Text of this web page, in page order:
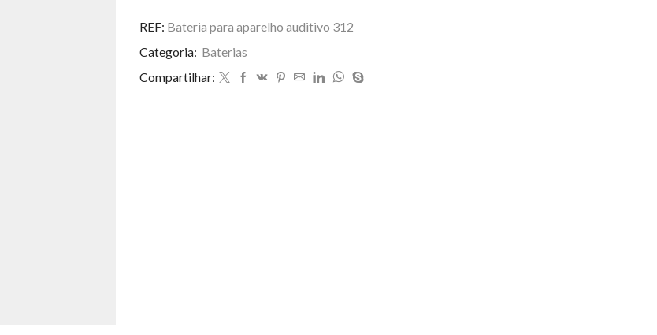
aparelho
312
REF: Bateria para aparelho auditivo 312
Categoria: Baterias
Compartilhar: